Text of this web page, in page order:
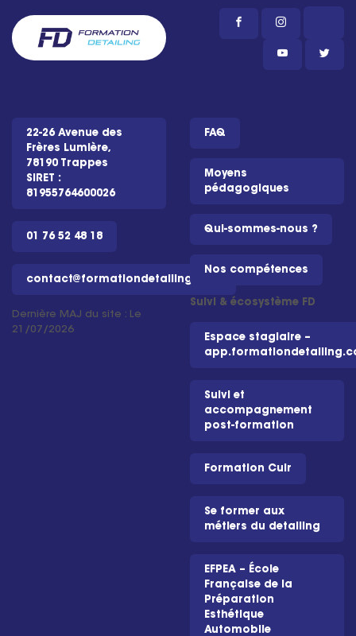
22-26 Avenue des
Frères Lumière,
78190 Trappes
SIRET :
81955764600026
01 76 52 48 18
contact@formationdetailing.com
Dernière MAJ du site : Le
21/07/2026
FAQ
Moyens
pédagogiques
Qui-sommes-nous ?
Nos compétences
Suivi & écosystème FD
Espace stagiaire –
Suivi et
accompagnement
post-formation
Formation Cuir
Se former aux
métiers du detailing
EFPEA – École
Française de la
Préparation
Esthétique
Automobile